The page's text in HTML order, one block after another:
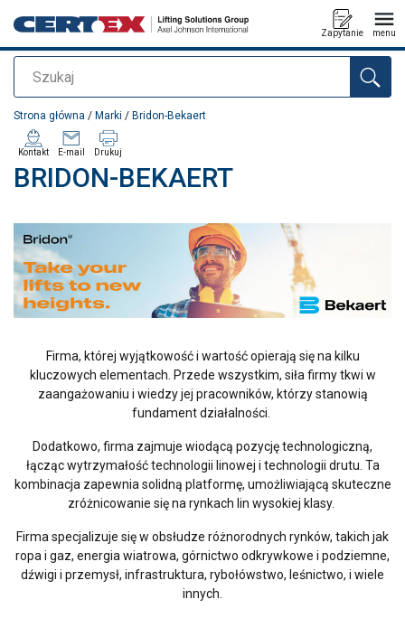
Szukaj
Zapytanie menu
Dodano do zapytania
Strona główna / Marki / Bridon-Bekaert
BRIDON-BEKAERT
Kontakt E-mail Drukuj
Firma, której wyjątkowość i wartość opierają się na kilku
kluczowych elementach. Przede wszystkim, siła firmy tkwi w
zaangażowaniu i wiedzy jej pracowników, którzy stanowią
fundament działalności.
Dodatkowo, firma zajmuje wiodącą pozycję technologiczną,
łącząc wytrzymałość technologii linowej i technologii drutu. Ta
kombinacja zapewnia solidną platformę, umożliwiającą skuteczne
zróżnicowanie się na rynkach lin wysokiej klasy.
Firma specjalizuje się w obsłudze różnorodnych rynków, takich jak
ropa i gaz, energia wiatrowa, górnictwo odkrywkowe i podziemne,
dźwigi i przemysł, infrastruktura, rybołówstwo, leśnictwo, i wiele
innych.